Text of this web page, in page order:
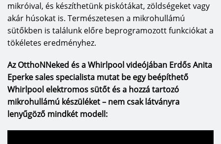
mikróival, és készíthetünk piskótákat, zöldségeket vagy
akár húsokat is. Természetesen a mikrohullámú
sütőkben is találunk előre beprogramozott funkciókat a
tökéletes eredményhez.
Az OtthoNNeked és a Whirlpool videójában Erdős Anita
Eperke sales specialista mutat be egy beépíthető
Whirlpool elektromos sütőt és a hozzá tartozó
mikrohullámú készüléket – nem csak látványra
lenyűgöző mindkét modell: